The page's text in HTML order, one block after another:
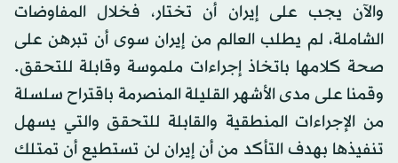
والآن يجب على إيران أن تختار، فخلال المفاوضات
الشاملة، لم يطلب العالم من إيران سوى أن تبرهن على
صحة كلامها باتخاذ إجراءات ملموسة وقابلة للتحقق.
وقمنا على مدى الأشهر القليلة المنصرمة باقتراح سلسلة
من الإجراءات المنطقية والقابلة للتحقق والتي يسهل
تنفيذها بهدف التأكد من أن إيران لن تستطيع أن تمتلك